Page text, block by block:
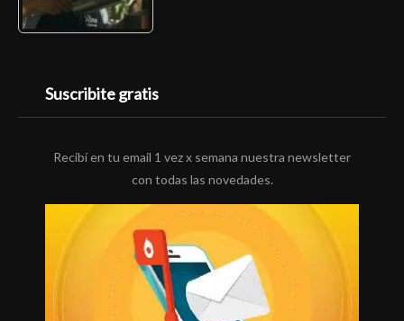
Suscribite gratis
Recibí en tu email 1 vez x semana nuestra newsletter
con todas las novedades.